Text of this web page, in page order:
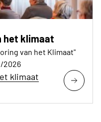
het klimaat
van het Klimaat"
2026
klimaat